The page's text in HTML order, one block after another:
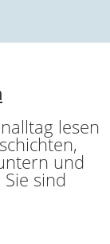
lesen
und
sind